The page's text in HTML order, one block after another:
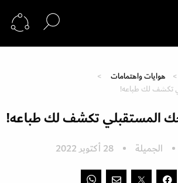
هوايات واهتمامات
تكشف لك طباعه!
المستقبلي تكشف لك طباعه!
الجميلة 28 أكتوبر 2022